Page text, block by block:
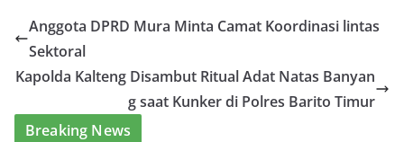
Anggota DPRD Mura Minta Camat Koordinasi lintas
Sektoral
Kapolda Kalteng Disambut Ritual Adat Natas Banyan
g saat Kunker di Polres Barito Timur
Breaking News